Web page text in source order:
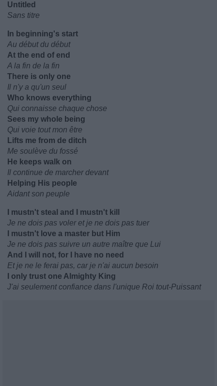
Untitled
Sans titre
In beginning's start
Au début du début
At the end of end
A la fin de la fin
There is only one
Il n'y a qu'un seul
Who knows everything
Qui connaisse chaque chose
Sees my whole being
Qui voie tout mon être
Lifts me from de ditch
Me soulève du fossé
He keeps walk on
Il continue de marcher devant
Helping His people
Aidant son peuple
I mustn't steal and I mustn't kill
Je ne dois pas voler et je ne dois pas tuer
I mustn't love a master but Him
Je ne dois pas suivre un autre maître que Lui
And I will not, for I have no need
Et je ne le ferai pas, car je n'ai aucun besoin
I only trust one Almighty King
J'ai seulement confiance dans l'unique Roi tout-Puissant